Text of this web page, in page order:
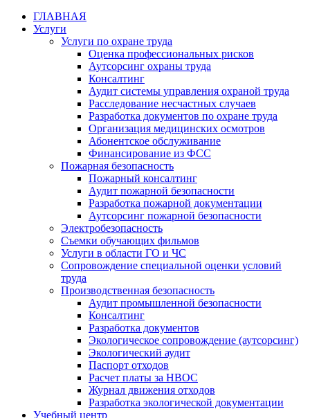
ГЛАВНАЯ
Услуги
Услуги по охране труда
Оценка профессиональных рисков
Аутсорсинг охраны труда
Консалтинг
Аудит системы управления охраной труда
Расследование несчастных случаев
Разработка документов по охране труда
Организация медицинских осмотров
Абонентское обслуживание
Финансирование из ФСС
Пожарная безопасность
Пожарный консалтинг
Аудит пожарной безопасности
Разработка пожарной документации
Аутсорсинг пожарной безопасности
Электробезопасность
Съемки обучающих фильмов
Услуги в области ГО и ЧС
Сопровождение специальной оценки условий
труда
Производственная безопасность
Аудит промышленной безопасности
Консалтинг
Разработка документов
Экологическое сопровождение (аутсорсинг)
Экологический аудит
Паспорт отходов
Расчет платы за НВОС
Журнал движения отходов
Разработка экологической документации
Учебный центр